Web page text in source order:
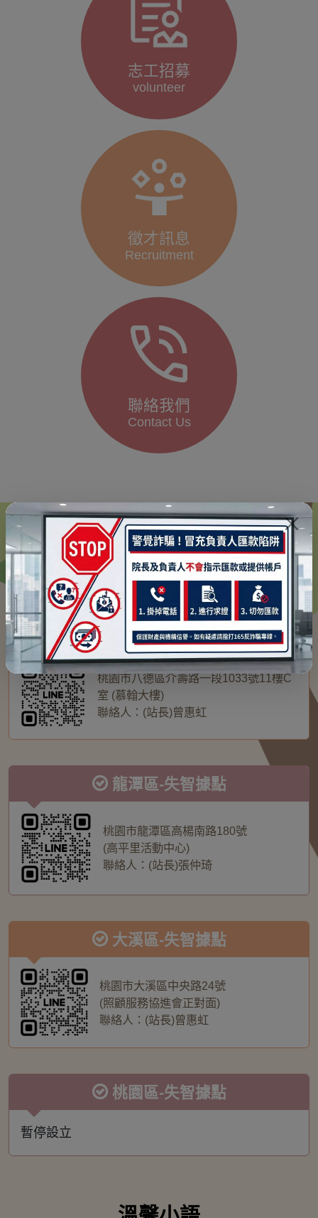
志工招募
volunteer
徵才訊息
Recruitment
聯絡我們
Contact Us
服務據點
八德區-失智據點
桃園市八德區介壽路一段1033號11樓C
室 (慕翰大樓)
聯絡人：(站長)曾惠虹
龍潭區-失智據點
桃園市龍潭區高楊南路180號
(高平里活動中心)
聯絡人：(站長)張仲琦
大溪區-失智據點
桃園市大溪區中央路24號
(照顧服務協進會正對面)
聯絡人：(站長)曾惠虹
桃園區-失智據點
暫停設立